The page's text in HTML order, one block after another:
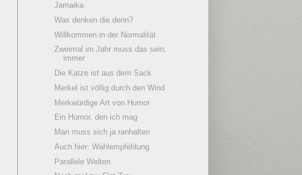
Jamaika
Was denken die denn?
Willkommen in der Normalität
Zweimal im Jahr muss das sein,
immer
Die Katze ist aus dem Sack
Merkel ist völlig durch den Wind
Merkwürdige Art von Humor
Ein Humor, den ich mag
Man muss sich ja ranhalten
Auch hier: Wahlempfehlung
Parallele Welten